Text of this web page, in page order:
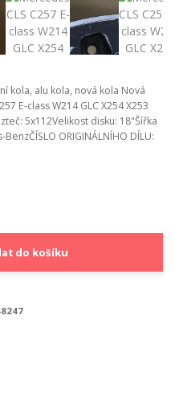
kola, alu kola, nová kola Nová
E-class W214 GLC X254 X253
5x112Velikost disku: 18"Šířka
ORIGINÁLNÍHO DÍLU:
do košíku